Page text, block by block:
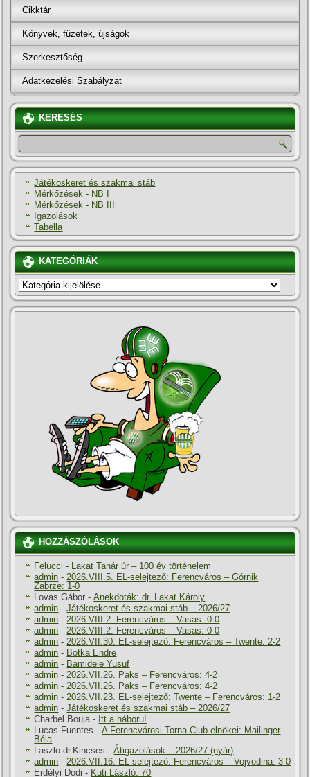
Cikktár
Könyvek, füzetek, újságok
Szerkesztőség
Adatkezelési Szabályzat
KERESÉS
Játékoskeret és szakmai stáb
Mérkőzések - NB I
Mérkőzések - NB III
Igazolások
Tabella
KATEGÓRIÁK
KATEGÓRIÁK
HOZZÁSZÓLÁSOK
Felucci -
Lakat Tanár úr – 100 év történelem
admin - 2026.VIII.5. EL-selejtező: Ferencváros – Górnik
Zabrze: 1-0
Lovas Gábor -Anekdoták: dr. Lakat Károly
admin -Játékoskeret és szakmai stáb – 2026/27
admin - 2026.VIII.2. Ferencváros – Vasas: 0-0
admin - 2026.VIII.2. Ferencváros – Vasas: 0-0
admin - 2026.VII.30. EL-selejtező: Ferencváros – Twente: 2-2
admin - Botka Endre
admin - Bamidele Yusuf
admin - 2026.VII.26. Paks – Ferencváros: 4-2
admin - 2026.VII.26. Paks – Ferencváros: 4-2
admin - 2026.VII.23. EL-selejtező: Twente – Ferencváros: 1-2
admin -Játékoskeret és szakmai stáb – 2026/27
Charbel Bouja - Itt a háboru!
Lucas Fuentes -A Ferencvárosi Torna Club elnökei: Mailinger
Béla
Laszlo dr.Kincses -Átigazolások – 2026/27 (nyár)
admin - 2026.VII.16. EL-selejtező: Ferencváros – Vojvodina: 3-0
Erdélyi Dodi - Kuti László: 70